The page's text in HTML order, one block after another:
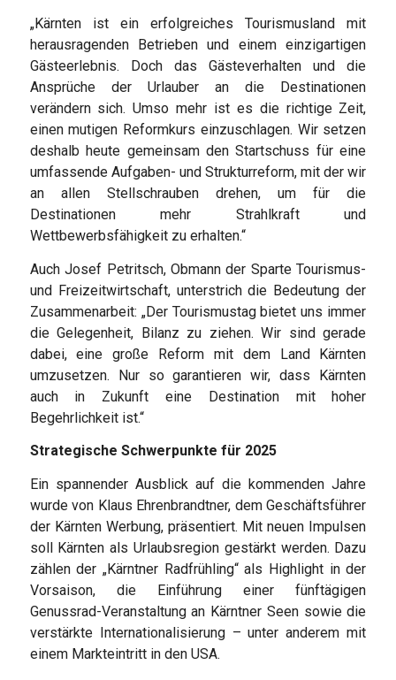
„Kärnten ist ein erfolgreiches Tourismusland mit
herausragenden Betrieben und einem einzigartigen
Gästeerlebnis. Doch das Gästeverhalten und die
Ansprüche der Urlauber an die Destinationen
verändern sich. Umso mehr ist es die richtige Zeit,
einen mutigen Reformkurs einzuschlagen. Wir setzen
deshalb heute gemeinsam den Startschuss für eine
umfassende Aufgaben- und Strukturreform, mit der wir
an allen Stellschrauben drehen, um für die
Destinationen mehr Strahlkraft und
Wettbewerbsfähigkeit zu erhalten.“
Auch Josef Petritsch, Obmann der Sparte Tourismus-
und Freizeitwirtschaft, unterstrich die Bedeutung der
Zusammenarbeit: „Der Tourismustag bietet uns immer
die Gelegenheit, Bilanz zu ziehen. Wir sind gerade
dabei, eine große Reform mit dem Land Kärnten
umzusetzen. Nur so garantieren wir, dass Kärnten
auch in Zukunft eine Destination mit hoher
Begehrlichkeit ist.“
Strategische Schwerpunkte für 2025
Ein spannender Ausblick auf die kommenden Jahre
wurde von Klaus Ehrenbrandtner, dem Geschäftsführer
der Kärnten Werbung, präsentiert. Mit neuen Impulsen
soll Kärnten als Urlaubsregion gestärkt werden. Dazu
zählen der „Kärntner Radfrühling“ als Highlight in der
Vorsaison, die Einführung einer fünftägigen
Genussrad-Veranstaltung an Kärntner Seen sowie die
verstärkte Internationalisierung – unter anderem mit
einem Markteintritt in den USA.